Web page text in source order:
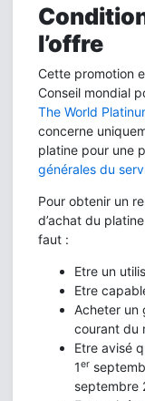
l’offre
Cette promotion
Conseil mondial
The World
concerne
platine pour une
générales du
Pour obtenir un
d’achat du
faut :
Etre un
Etre
Acheter un
courant du
Etre avisé
1er
septembre